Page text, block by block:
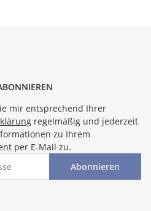
mir entsprechend Ihrer
regelmäßig und jederzeit
zu Ihrem
per E-Mail zu.
Abonnieren